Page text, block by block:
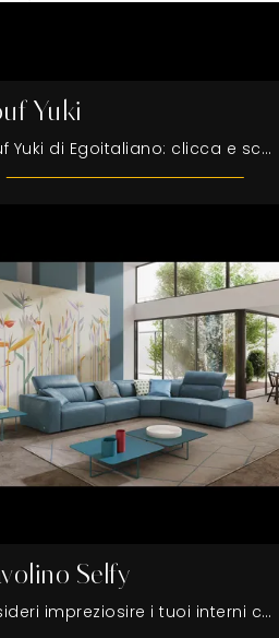
Yuki
Pouf Yuki di Egoitaliano: clicca e scopri di più sui Complementi e pouf moderni in tessuto del noto e conosciuto marchio!
Selfy
Desideri impreziosire i tuoi interni con i Complementi Egoitaliano? Ecco qui vari modelli di tavolini in metallo come Tavolino Selfy.